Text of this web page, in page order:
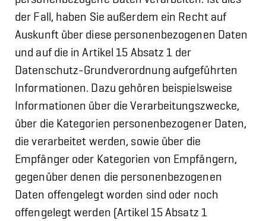
der Fall, haben Sie außerdem ein Recht auf
Auskunft über diese personenbezogenen Daten
und auf die in Artikel 15 Absatz 1 der
Datenschutz-Grundverordnung aufgeführten
Informationen. Dazu gehören beispielsweise
Informationen über die Verarbeitungszwecke,
über die Kategorien personenbezogener Daten,
die verarbeitet werden, sowie über die
Empfänger oder Kategorien von Empfängern,
gegenüber denen die personenbezogenen
Daten offengelegt worden sind oder noch
offengelegt werden (Artikel 15 Absatz 1